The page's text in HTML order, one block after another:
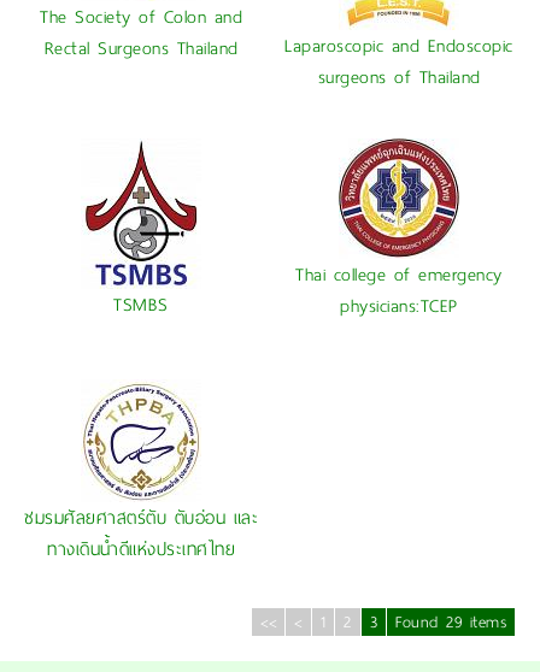
The Society of Colon and
Rectal Surgeons Thailand
Laparoscopic and Endoscopic
surgeons of Thailand
TSMBS
Thai college of emergency
physicians:TCEP
ชมรมศัลยศาสตร์ตับ ตับอ่อน และ
ทางเดินน้ำดีแห่งประเทศไทย
<< < 1 2 3 Found 29 items